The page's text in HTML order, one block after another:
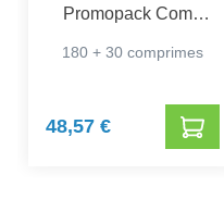
Promopack Comp
180 + 30 comprimes
48,57 €